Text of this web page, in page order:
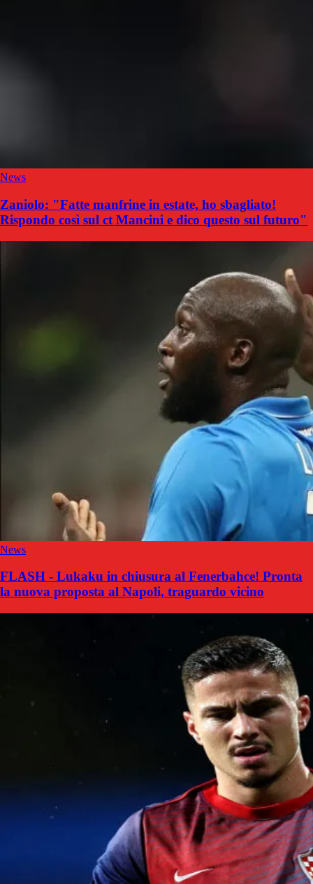
News
Zaniolo: "Fatte manfrine in estate, ho sbagliato!
Rispondo così sul ct Mancini e dico questo sul futuro"
News
FLASH - Lukaku in chiusura al Fenerbahce! Pronta
la nuova proposta al Napoli, traguardo vicino